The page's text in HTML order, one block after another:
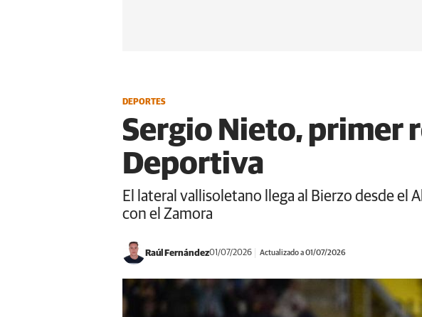
DEPORTES
Sergio Nieto, primer
Deportiva
El lateral vallisoletano llega al Bierzo desde el
con el Zamora
Raúl Fernández01/07/2026 Actualizado a 01/07/2026